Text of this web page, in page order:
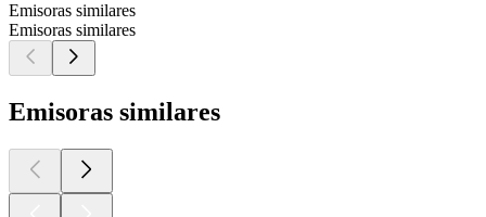
Emisoras similares
Emisoras similares
Emisoras similares